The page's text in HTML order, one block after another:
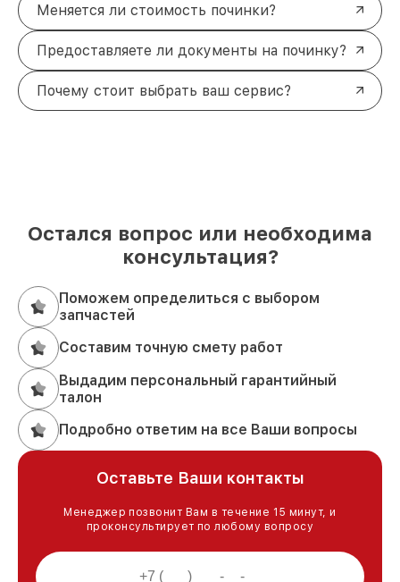
Меняется ли стоимость починки?
Предоставляете ли документы на починку?
Почему стоит выбрать ваш сервис?
Остался вопрос или необходима
консультация?
Поможем определиться с выбором
запчастей
Составим точную смету работ
Выдадим персональный гарантийный
талон
Подробно ответим на все Ваши вопросы
Оставьте Ваши контакты
Менеджер позвонит Вам в течение 15 минут, и
проконсультирует по любому вопросу